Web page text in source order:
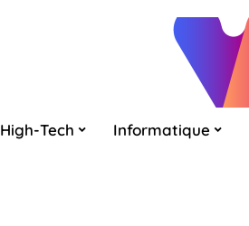
High-Tech Informatique